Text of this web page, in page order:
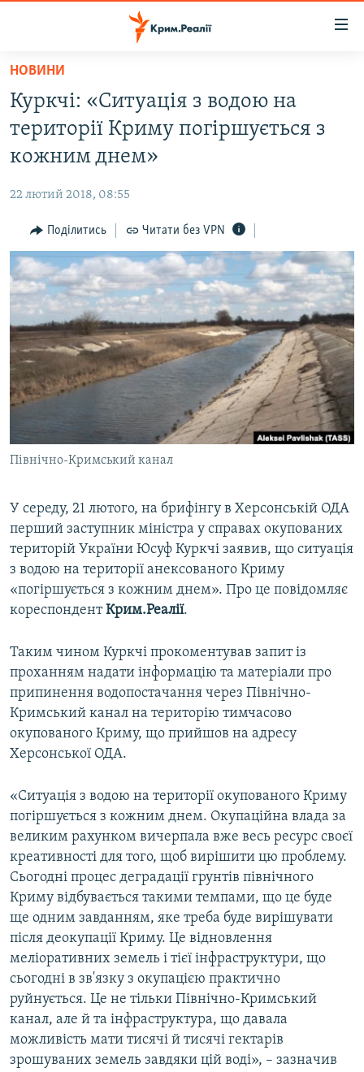
Перейти
основного
матеріалу
Перейти
до
основної
Перейти
до
пошуку
ВОДА.КРИМ
ВІДЕО ТА ФОТО
БЛОГИ
ПОГЛЯД
ІНТЕРВ'Ю
ВСЕ ЗА ДЕНЬ
СПЕЦПРОЕКТИ
ДЕПОРТАЦІЯ
ВІДЕОУРОКИ «ELIFBE»
УКРАЇНСЬКА ПРОБЛЕМА КРИМУ
ІНФОГРАФІКА
ЯК ОБІЙТИ БЛОКУВАННЯ
Русский
Qırımtatar
ДОЛУЧАЙСЯ!
Усі сайти RFE/RL
НОВИНИ
Куркчі: «Ситуація з водою на
території Криму погіршується з
кожним днем»
22 лютий 2018, 08:55
Поділитись Читати без VPN
Північно-Кримський канал
У середу, 21 лютого, на брифінгу в Херсонській ОДА
перший заступник міністра у справах окупованих
територій України Юсуф Куркчі заявив, що ситуація
з водою на території анексованого Криму
«погіршується з кожним днем». Про це повідомляє
кореспондентКрим.Реалії.
Таким чином Куркчі прокоментував запит із
проханням надати інформацію та матеріали про
припинення водопостачання через Північно-
Кримський канал на територію тимчасово
окупованого Криму, що прийшов на адресу
Херсонської ОДА.
«Ситуація з водою на території окупованого Криму
погіршується з кожним днем. Окупаційна влада за
великим рахунком вичерпала вже весь ресурс своєї
креативності для того, щоб вирішити цю проблему.
Сьогодні процес деградації грунтів північного
Криму відбувається такими темпами, що це буде
ще одним завданням, яке треба буде вирішувати
після деокупації Криму. Це відновлення
меліоративних земель і тієї інфраструктури, що
сьогодні в зв'язку з окупацією практично
руйнується. Це не тільки Північно-Кримський
канал, але й та інфраструктура, що давала
можливість мати тисячі й тисячі гектарів
зрошуваних земель завдяки цій воді», – зазначив